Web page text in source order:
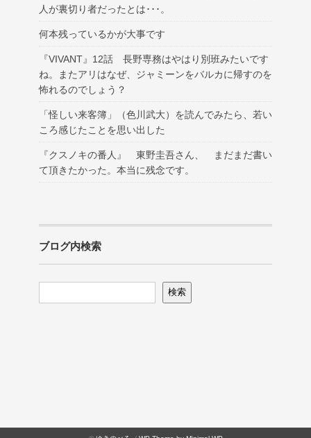
人が裏切り者だったとは･･･。
何本残っているかが大事です
『VIVANT』12話 長野専務はやはり別班みたいです
ね。またアリはなぜ、ジャミーンをバルカに帰すのを
怖れるのでしょう？
「怪しい来客簿」（色川武大）を読んでみたら、若い
ころ感じたことを思い出した
『クスノキの番人』 東野圭吾さん、 まだまだ書い
て頂きたかった。本当に残念です。
ブログ内検索
検索